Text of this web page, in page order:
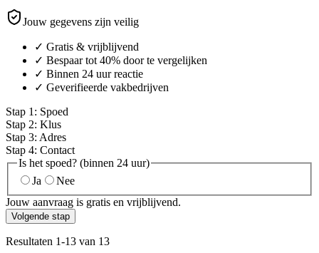
Jouw gegevens zijn veilig
✓ Gratis & vrijblijvend
✓ Bespaar tot 40% door te vergelijken
✓ Binnen 24 uur reactie
✓ Geverifieerde vakbedrijven
Stap 1 : Spoed
Stap 2: Klus
Stap 3: Adres
Stap 4: Contact
Is het spoed? (binnen 24 uur)
Ja
Nee
Jouw aanvraag is gratis en vrijblijvend.
Volgende stap
Resultaten 1-13 van 13